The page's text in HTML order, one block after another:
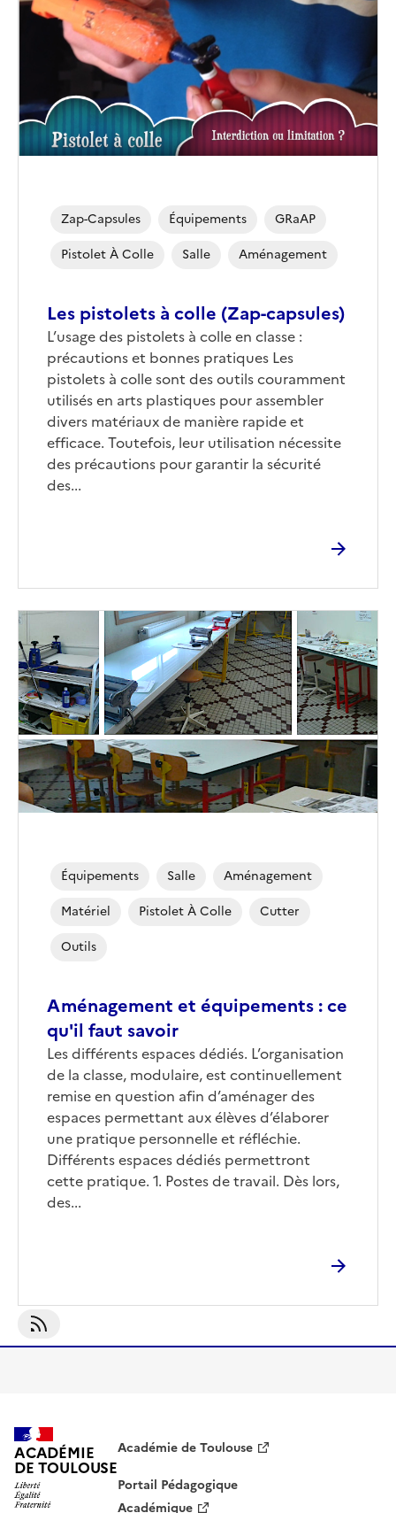
Les pistolets à colle (Zap-capsules)
L’usage des pistolets à colle en classe :
précautions et bonnes pratiques Les
pistolets à colle sont des outils couramment
utilisés en arts plastiques pour assembler
divers matériaux de manière rapide et
efficace. Toutefois, leur utilisation nécessite
des précautions pour garantir la sécurité
des...
Zap-Capsules Équipements
GRaAP
Pistolet À Colle
Salle Aménagement
Aménagement et équipements : ce
qu'il faut savoir
Les différents espaces dédiés. L’organisation
de la classe, modulaire, est continuellement
remise en question afin d’aménager des
espaces permettant aux élèves d’élaborer
une pratique personnelle et réfléchie.
Différents espaces dédiés permettront
cette pratique. 1. Postes de travail. Dès lors,
des...
Équipements Salle
Aménagement
Matériel
Pistolet À Colle
Cutter
Outils
S'abonner À Équipements
ACADÉMIE
DE TOULOUSE
Académie de Toulouse
Portail Pédagogique
Académique